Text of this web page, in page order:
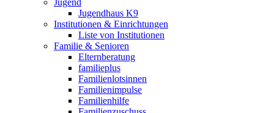
Jugend
Jugendhaus K9
Institutionen & Einrichtungen
Liste von Institutionen
Familie & Senioren
Elternberatung
familieplus
Familienlotsinnen
Familienimpulse
Familienhilfe